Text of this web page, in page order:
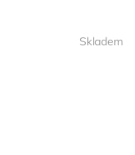
Skladem